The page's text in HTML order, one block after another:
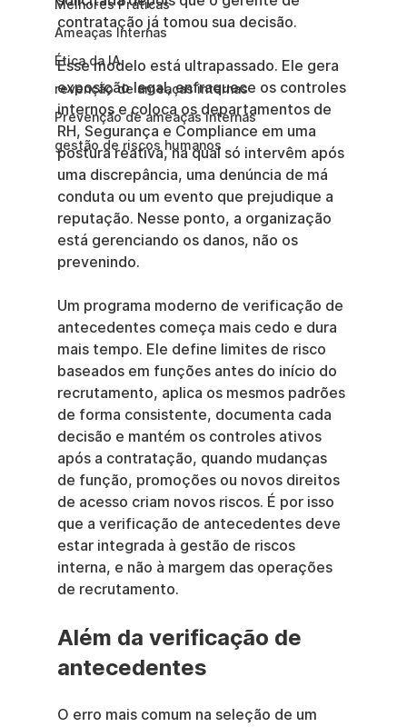
Melhores Práticas
Ameaças Internas
Ética da IA
revenção de ameaças internas
Prevenção de ameaças internas
gestão de riscos humanos
contratação já tomou sua decisão.
Esse modelo está ultrapassado. Ele gera
exposição legal, enfraquece os controles
internos e coloca os departamentos de
RH, Segurança e Compliance em uma
postura reativa, na qual só intervêm após
uma discrepância, uma denúncia de má
conduta ou um evento que prejudique a
reputação. Nesse ponto, a organização
está gerenciando os danos, não os
prevenindo.
Um programa moderno de verificação de
antecedentes começa mais cedo e dura
mais tempo. Ele define limites de risco
baseados em funções antes do início do
recrutamento, aplica os mesmos padrões
de forma consistente, documenta cada
decisão e mantém os controles ativos
após a contratação, quando mudanças
de função, promoções ou novos direitos
de acesso criam novos riscos. É por isso
que a verificação de antecedentes deve
estar integrada à gestão de riscos
interna, e não à margem das operações
de recrutamento.
Além da verificação de
antecedentes
O erro mais comum na seleção de um